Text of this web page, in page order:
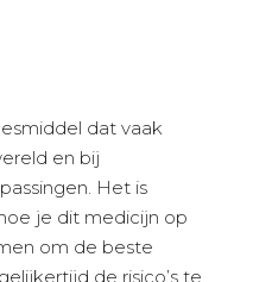
dat vaak
en bij
Het is
je dit medicijn op
om de beste
de risico’s te